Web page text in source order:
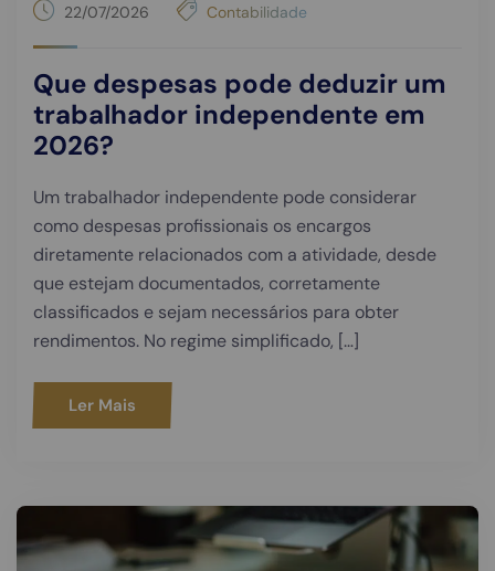
22/07/2026 Contabilidade
Que despesas pode deduzir um
trabalhador independente em
2026?
Um trabalhador independente pode considerar
como despesas profissionais os encargos
diretamente relacionados com a atividade, desde
que estejam documentados, corretamente
classificados e sejam necessários para obter
rendimentos. No regime simplificado, […]
Ler Mais